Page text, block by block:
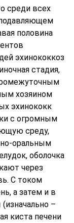
среди всех
подавляющем
половина
эхинококкоз
стадия,
хозяином
эхинококк
с огромным
среду,
оральным
оболочка
через
С током
а затем и в
–
киста печени